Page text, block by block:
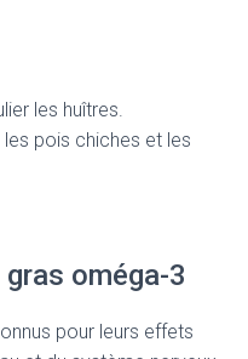
les huîtres.
pois chiches et les
oméga-3
pour leurs effets